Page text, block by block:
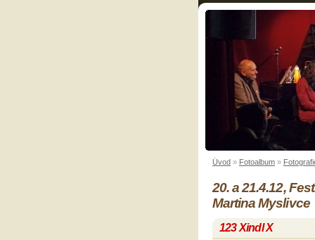
Úvod » Fotoalbum »
20. a 21.4.12,
Martina Myslivce
123 Xindl X